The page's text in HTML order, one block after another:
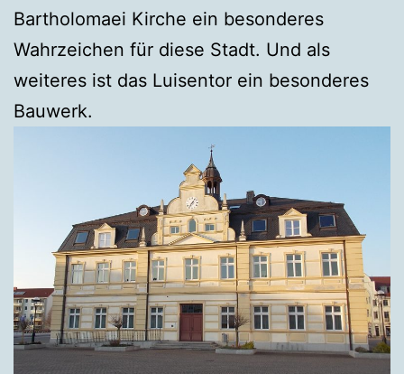
Bartholomaei Kirche ein besonderes
Wahrzeichen für diese Stadt. Und als
weiteres ist das Luisentor ein besonderes
Bauwerk.